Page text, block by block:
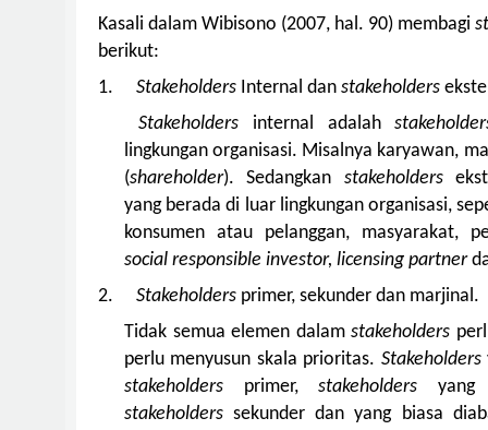
Kasali dalam Wibisono (2007, hal. 90) membagi
berikut:
1.
Stakeholders Internal dan stakeholders
Stakeholders internal adalah
lingkungan organisasi. Misalnya karyawan,
(shareholder). Sedangkan stakeholders
yang berada di luar lingkungan organisasi,
konsumen atau pelanggan, masyarakat,
social responsible investor, licensing partner
2.
Stakeholders primer, sekunder dan marjinal.
Tidak semua elemen dalamstakeholders
perlu menyusun skala prioritas. Stakeholders
stakeholders primer,stakeholders
stakeholderssekunder dan yang biasa